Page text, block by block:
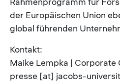
der Europäischen Union
global führenden
Kontakt:
Maike Lempka | Corporate
presse [at] jacobs-